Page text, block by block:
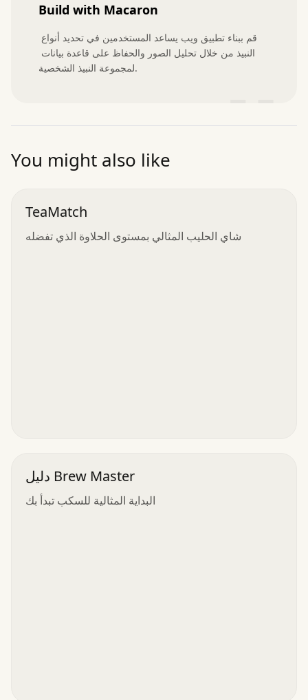
Build with Macaron
لمجموعة النبيذ الشخصية.
You might also like
TeaMatch
شاي الحليب المثالي بمستوى الحلاوة الذي تفضله
دليل Brew Master
البداية المثالية للسكب تبدأ بك